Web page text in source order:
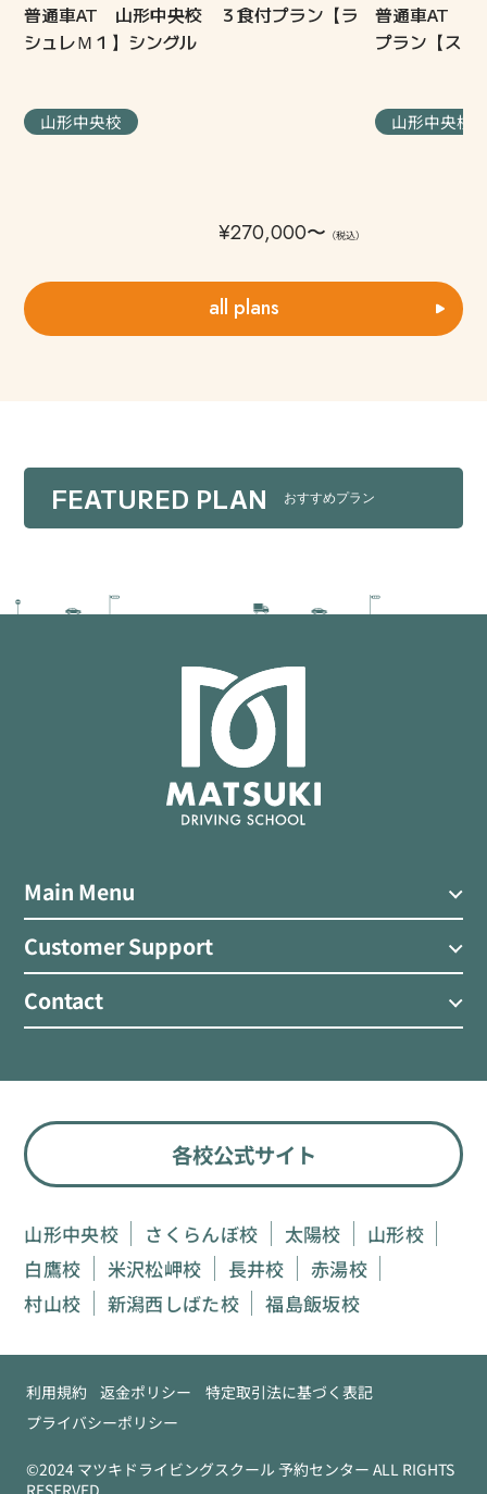
普通車AT 山形中央校 ３食付プラン【ラ
シュレＭ１】シングル
⁩山形中央校
通
格
¥270,000〜 （税込）
普通車AT
プラン【ステ
⁩山形中央校
all plans
FEATURED PLAN おすすめプラン
Main Menu
Customer Support
Contact
各校公式サイト
山形中央校 さくらんぼ校 太陽校
山形校
白鷹校
米沢松岬校 長井校
赤湯校
村山校
新潟西しばた校 福島飯坂校
利用規約 返金ポリシー
特定取引法に基づく表記
プライバシーポリシー
©2024 マツキドライビングスクール 予約センター ALL RIGHTS
RESERVED.